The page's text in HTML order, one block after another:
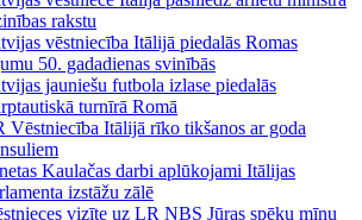
rakstu
vēstniecība Itālijā piedalās Romas
50. gadadienas svinībās
jauniešu futbola izlase piedalās
turnīrā Romā
Vēstniecība Itālijā rīko tikšanos ar goda
Kaulačas darbi aplūkojami Itālijas
izstāžu zālē
vizīte uz LR NBS Jūras spēku mīnu